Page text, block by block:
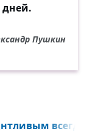
Пушкин